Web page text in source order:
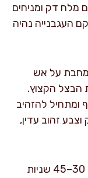
רשת, מפזרים מעל 10 גרם מלח דק ומניחים
העגבנייה נהיה
מחבת על אש
זית ואת הבצל הקצוץ.
שקוף ומתחיל להזהיב
זהוב עדין,
מוסיפים את השום למחבת ומערבבים 30–45 שניות